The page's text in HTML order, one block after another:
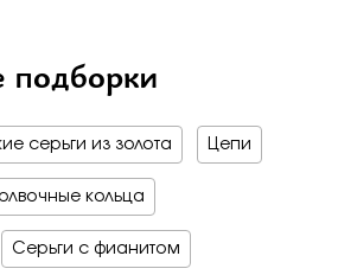
подборки
серьги из золота Цепи
кольца
Серьги с фианитом